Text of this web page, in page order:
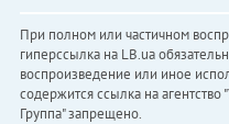
При полном или частичном
гиперссылка на LB.ua
воспроизведение или иное
содержится ссылка на агентство
Группа" запрещено.